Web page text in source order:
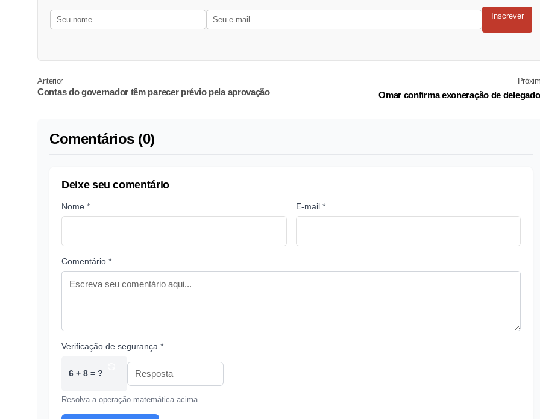
Inscrever
Anterior
Contas do governador têm parecer prévio pela aprovação Omar confirma exoneração de
Comentários (0)
Deixe seu comentário
Nome * E-mail *
Comentário *
Verificação de segurança *
6 + 8 = ?
Resolva a operação matemática acima